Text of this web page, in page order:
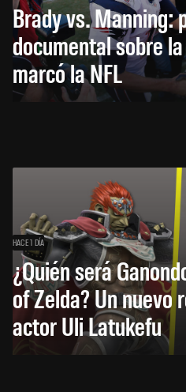
Brady vs. Manning:
documental sobre
marcó la NFL
HACE 1 DÍA
¿Quién será
of Zelda? Un nuevo
actor Uli Latukefu